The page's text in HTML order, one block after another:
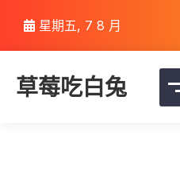
content
星期五, 7 8 月
草莓吃白兔